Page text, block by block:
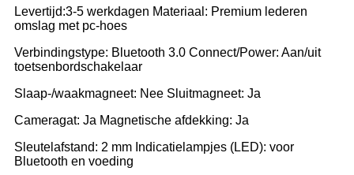
Levertijd:3-5 werkdagen Materiaal: Premium lederen
omslag met pc-hoes
Verbindingstype: Bluetooth 3.0 Connect/Power: Aan/uit
toetsenbordschakelaar
Slaap-/waakmagneet: Nee Sluitmagneet: Ja
Cameragat: Ja Magnetische afdekking: Ja
Sleutelafstand: 2 mm Indicatielampjes (LED): voor
Bluetooth en voeding